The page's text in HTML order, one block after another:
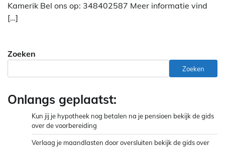
Kamerik Bel ons op: 348402587 Meer informatie vind
[…]
Zoeken
Zoeken
Onlangs geplaatst:
Kun jij je hypotheek nog betalen na je pensioen bekijk de gids
over de voorbereiding
Verlaag je maandlasten door oversluiten bekijk de gids over